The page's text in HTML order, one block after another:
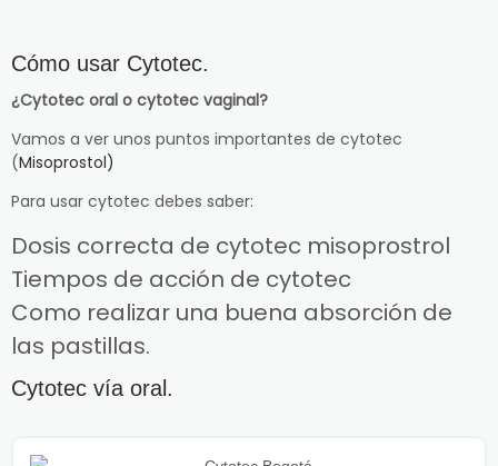
Cómo usar Cytotec.
¿Cytotec oral o cytotec vaginal?
Vamos a ver unos puntos importantes de cytotec
(Misoprostol)
Para usar cytotec debes saber:
Dosis correcta de cytotec misoprostrol
Tiempos de acción de cytotec
Como realizar una buena absorción de
las pastillas.
Cytotec vía oral.